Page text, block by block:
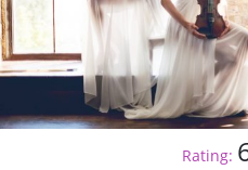
Rating: